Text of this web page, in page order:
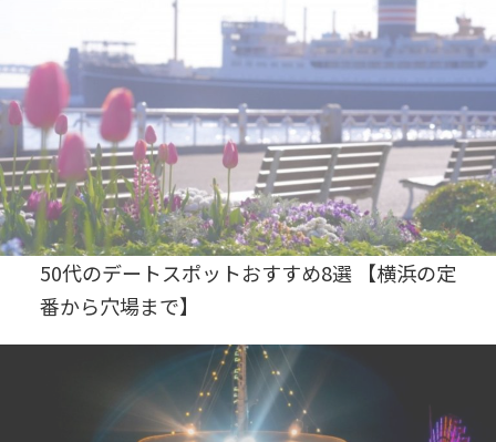
50代のデートスポットおすすめ8選 【横浜の定
番から穴場まで】